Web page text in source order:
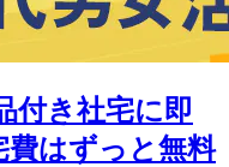
付き社宅に即
費はずっと無料